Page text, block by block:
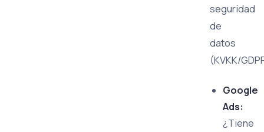
seguridad
de
datos
(KVKK/
Google
Ads:
¿Tiene